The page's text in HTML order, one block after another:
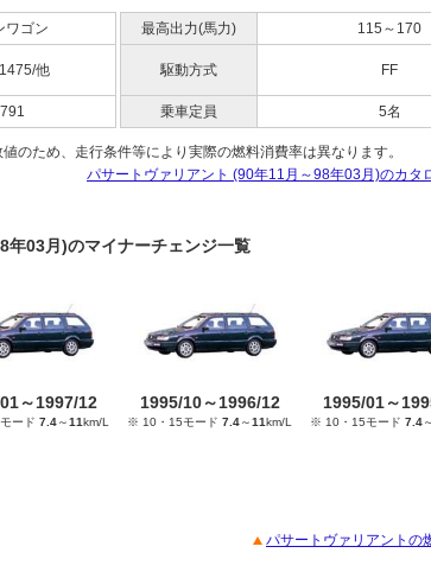
ワゴン 最高出力(馬力)
115～170
他 駆動方式 FF
乗車定員 5名
のため、走行条件等により実際の燃料消費率は異なります。
パサートヴァリアント (90年11月～98年03月)のカタ
年03月)のマイナーチェンジ一覧
～1997/12
ード 7.4～11km/L
1995/10～1996/12
※ 10・15モード 7.4～11km/L
1995/01～
※ 10・15モード 7.4～
パサートヴァリアントの